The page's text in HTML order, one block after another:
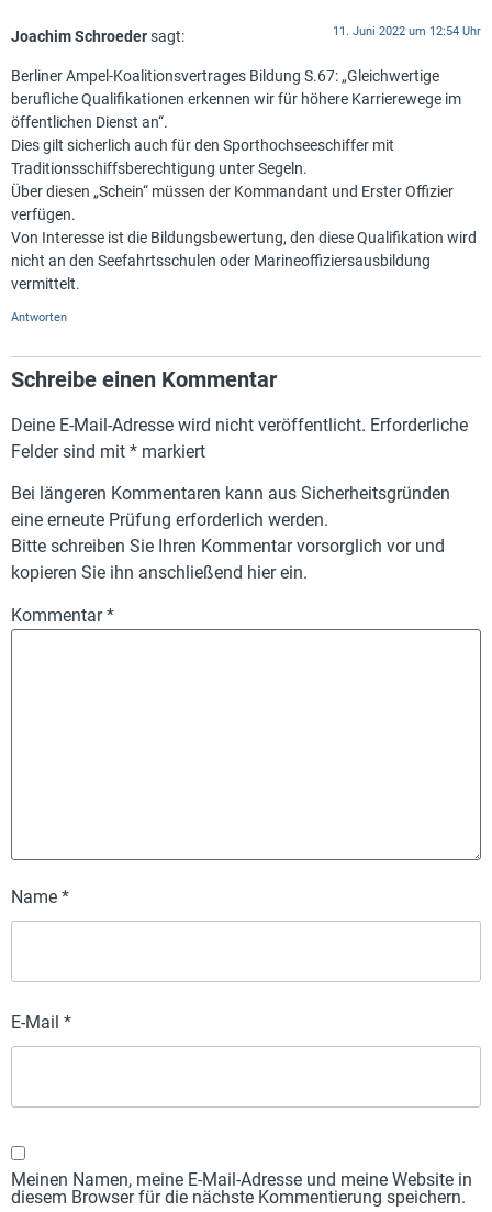
Joachim Schroedersagt: 11. Juni 2022 um 12:54 Uhr
Berliner Ampel-Koalitionsvertrages Bildung S.67: „Gleichwertige
berufliche Qualifikationen erkennen wir für höhere Karrierewege im
öffentlichen Dienst an“.
Dies gilt sicherlich auch für den Sporthochseeschiffer mit
Traditionsschiffsberechtigung unter Segeln.
Über diesen „Schein“ müssen der Kommandant und Erster Offizier
verfügen.
Von Interesse ist die Bildungsbewertung, den diese Qualifikation wird
nicht an den Seefahrtsschulen oder Marineoffiziersausbildung
vermittelt.
Antworten
Schreibe einen Kommentar
Deine E-Mail-Adresse wird nicht veröffentlicht. Erforderliche
Felder sind mit * markiert
Bei längeren Kommentaren kann aus Sicherheitsgründen
eine erneute Prüfung erforderlich werden.
Bitte schreiben Sie Ihren Kommentar vorsorglich vor und
kopieren Sie ihn anschließend hier ein.
Kommentar*
Name *
E-Mail *
Meinen Namen, meine E-Mail-Adresse und meine Website in
diesem Browser für die nächste Kommentierung speichern.